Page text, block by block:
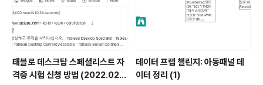
태블로 데스크탑 스페셜리스트 자
격증 시험 신청 방법 (2022.02.2
데이터 프렙 챌린지: 아동패널 데
이터 정리 (1)